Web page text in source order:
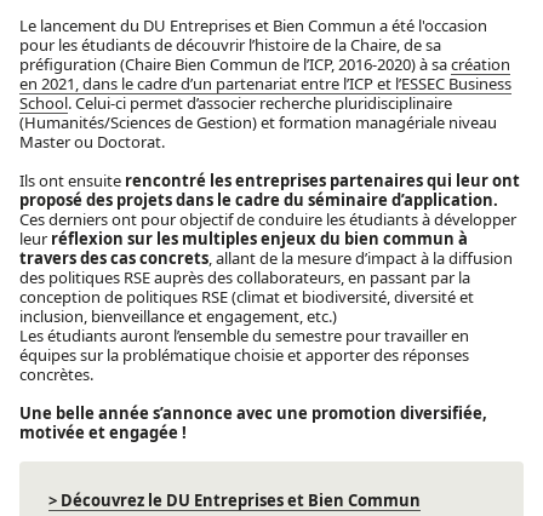
Le lancement du DU Entreprises et Bien Commun a été l'occasion
pour les étudiants de découvrir l’histoire de la Chaire, de sa
préfiguration (Chaire Bien Commun de l’ICP, 2016-2020) à sacréation
en 2021, dans le cadre d’un partenariat entre l’ICP et l’ESSEC Business
School. Celui-ci permet d’associer recherche pluridisciplinaire
(Humanités/Sciences de Gestion) et formation managériale niveau
Master ou Doctorat.
Ils ont ensuite rencontré les entreprises partenaires qui leur ont
proposé des projets dans le cadre du séminaire d’application.
Ces derniers ont pour objectif de conduire les étudiants à développer
leur réflexion sur les multiples enjeux du bien commun à
travers des cas concrets, allant de la mesure d’impact à la diffusion
des politiques RSE auprès des collaborateurs, en passant par la
conception de politiques RSE (climat et biodiversité, diversité et
inclusion, bienveillance et engagement, etc.)
Les étudiants auront l’ensemble du semestre pour travailler en
équipes sur la problématique choisie et apporter des réponses
concrètes.
Une belle année s’annonce avec une promotion diversifiée,
motivée et engagée !
> Découvrez le DU Entreprises et Bien Commun